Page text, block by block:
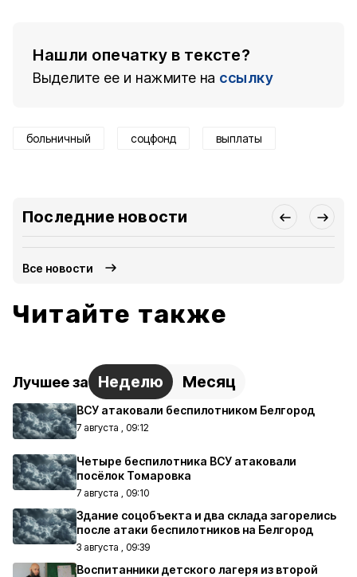
Нашли опечатку в тексте?
Выделите ее и нажмите на ссылку
больничный соцфонд выплаты
Последние новости
Все новости
Читайте также
Лучшее за Неделю Месяц
ВСУ атаковали беспилотником Белгород
7 августа , 09:12
Четыре беспилотника ВСУ атаковали
посёлок Томаровка
7 августа , 09:10
Здание соцобъекта и два склада загорелись
после атаки беспилотников на Белгород
3 августа , 09:39
Воспитанники детского лагеря из второй